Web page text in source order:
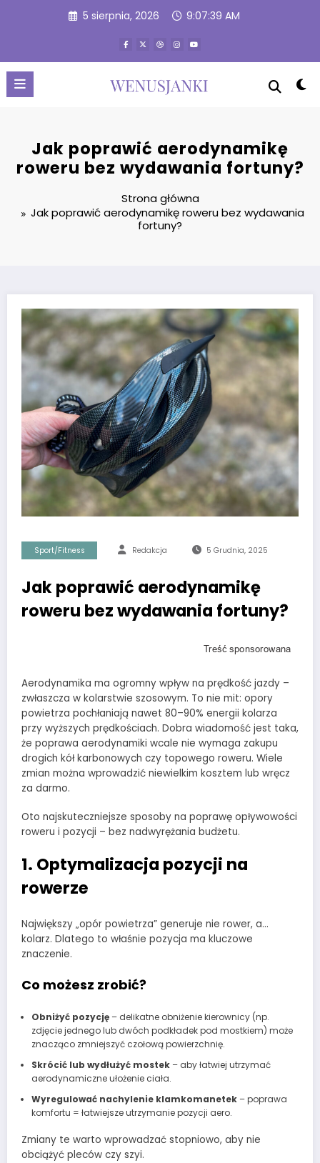
5 sierpnia, 2026 9:07:39 AM
Jak poprawić aerodynamikę
roweru bez wydawania fortuny?
Strona główna
Jak poprawić aerodynamikę roweru bez wydawania
fortuny?
Sport/Fitness Redakcja 5 Grudnia, 2025
Jak poprawić aerodynamikę
roweru bez wydawania fortuny?
Aerodynamika ma ogromny wpływ na prędkość jazdy –
zwłaszcza w kolarstwie szosowym. To nie mit: opory
powietrza pochłaniają nawet 80–90% energii kolarza
przy wyższych prędkościach. Dobra wiadomość jest taka,
że poprawa aerodynamiki wcale nie wymaga zakupu
drogich kół karbonowych czy topowego roweru. Wiele
zmian można wprowadzić niewielkim kosztem lub wręcz
za darmo.
Oto najskuteczniejsze sposoby na poprawę opływowości
roweru i pozycji – bez nadwyrężania budżetu.
1. Optymalizacja pozycji na
rowerze
Największy „opór powietrza” generuje nie rower, a…
kolarz. Dlatego to właśnie pozycja ma kluczowe
znaczenie.
Co możesz zrobić?
Obniżyć pozycję– delikatne obniżenie kierownicy (np.
zdjęcie jednego lub dwóch podkładek pod mostkiem) może
znacząco zmniejszyć czołową powierzchnię.
Skrócić lub wydłużyć mostek– aby łatwiej utrzymać
aerodynamiczne ułożenie ciała.
Wyregulować nachylenie klamkomanetek– poprawa
komfortu = łatwiejsze utrzymanie pozycji aero.
Zmiany te warto wprowadzać stopniowo, aby nie
obciążyć pleców czy szyi.